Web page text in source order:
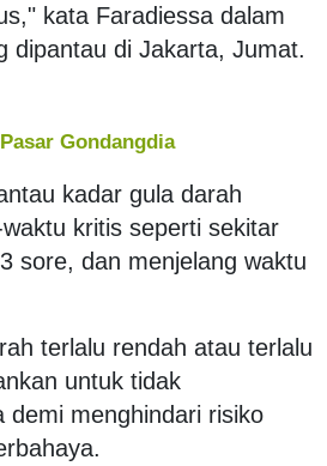
kata Faradiessa dalam
dipantau di Jakarta, Jumat.
Gondangdia
kadar gula darah
kritis seperti sekitar
sore, dan menjelang waktu
terlalu rendah atau terlalu
untuk tidak
demi menghindari risiko